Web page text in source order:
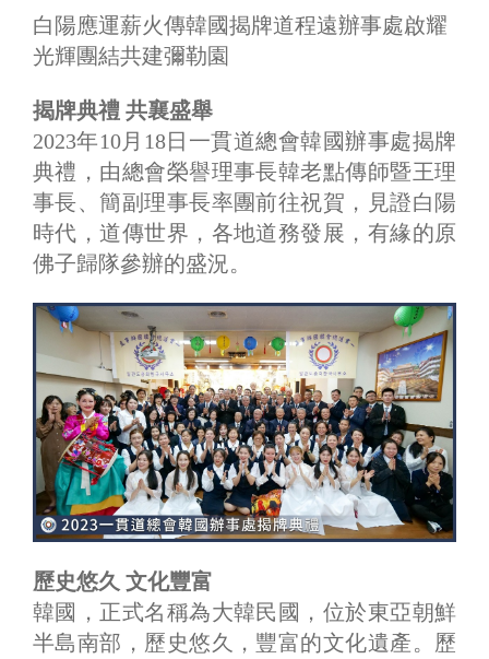
白陽應運薪火傳韓國揭牌道程遠辦事處啟耀
光輝團結共建彌勒園
揭牌典禮 共襄盛舉
2023年10月18日一貫道總會韓國辦事處揭牌
典禮，由總會榮譽理事長韓老點傳師暨王理
事長、簡副理事長率團前往祝賀，見證白陽
時代，道傳世界，各地道務發展，有緣的原
佛子歸隊參辦的盛況。
歷史悠久 文化豐富
韓國，正式名稱為大韓民國，位於東亞朝鮮
半島南部，歷史悠久，豐富的文化遺產。歷